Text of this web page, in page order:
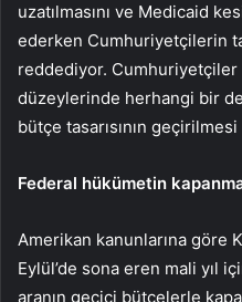
uzatılmasını ve Medicaid
ederken Cumhuriyetçilerin
reddediyor. Cumhuriyetçiler
düzeylerinde herhangi bir
bütçe tasarısının
Federal hükümetin
Amerikan kanunlarına göre
Eylül’de sona eren mali yıl
aranın geçici bütçelerle